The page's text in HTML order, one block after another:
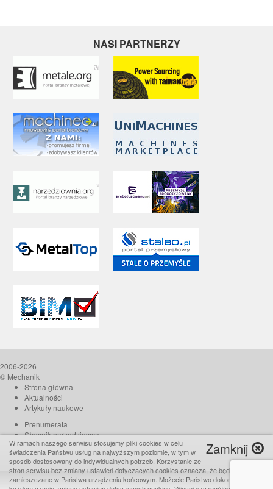
NASI PARTNERZY
2006-2026
© Mechanik
Strona główna
Aktualności
Artykuły naukowe
Prenumerata
Słownik narzędziowca
O czasopiśmie
Reklama
Kontakt
Zamknij
W ramach naszego serwisu stosujemy pliki cookies w celu
świadczenia Państwu usług na najwyższym poziomie, w tym w
sposób dostosowany do indywidualnych potrzeb. Korzystanie ze
stron serwisu bez zmiany ustawień dotyczących cookies oznacza, że będą one
zamieszczane w Państwa urządzeniu końcowym. Możecie Państwo dokonać w